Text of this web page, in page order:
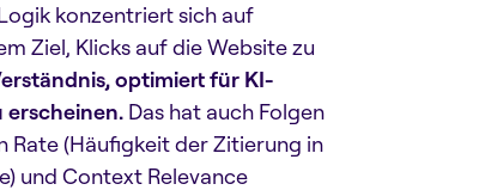
konzentriert sich auf
Ziel, Klicks auf die Website zu
optimiert für KI-
erscheinen. Das hat auch Folgen
Rate (Häufigkeit der Zitierung in
und Context Relevance